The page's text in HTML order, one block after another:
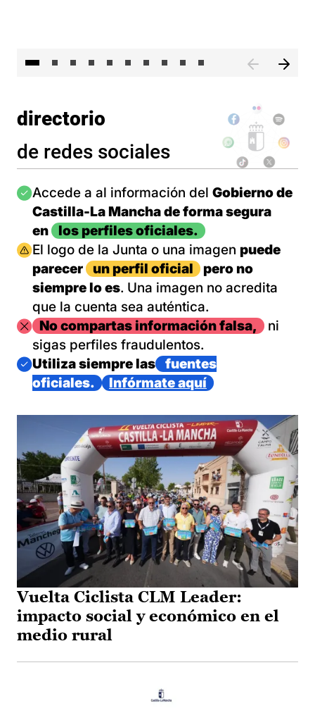
directorio
de redes sociales
Imagen
Accede a al información del Gobierno de
Castilla-La Mancha de forma segura
en
los perfiles oficiales.
Imagen
El logo de la Junta o una imagen puede
parecer
un perfil oficial
pero no
siempre lo es. Una imagen no acredita
que la cuenta sea auténtica.
ImagenNo compartas información falsa,
ni
sigas perfiles fraudulentos.
Imagen
Utiliza siempre las
fuentes
oficiales.
Infórmate aquí
Vuelta Ciclista CLM Leader:
impacto social y económico en el
medio rural